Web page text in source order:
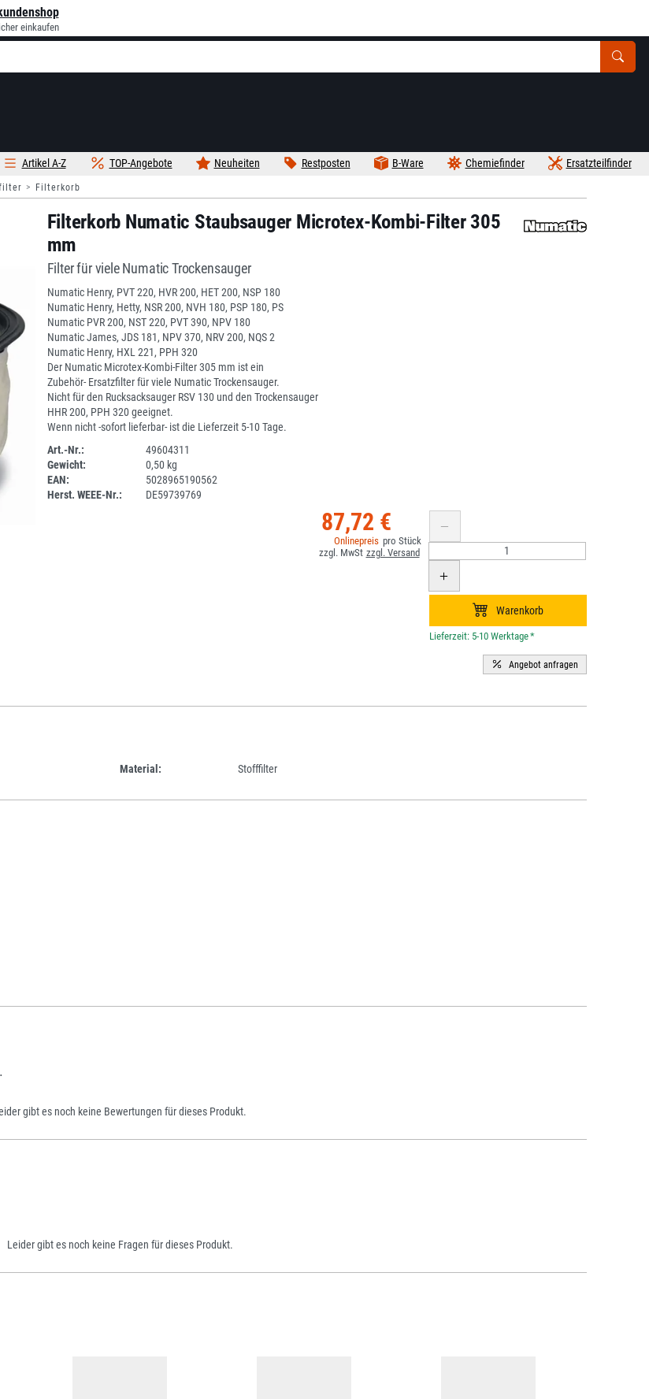
einkaufen
Ersatzteilfinder
Chemiefinder
B-Ware
Restposten
Neuheiten
TOP-Angebote
Artikel A-Z
Filterkorb
Filterkorb Numatic Staubsauger Microtex-Kombi-Filter 305
mm
Filter für viele Numatic Trockensauger
Numatic Henry, PVT 220, HVR 200, HET 200, NSP 180
Numatic Henry, Hetty, NSR 200, NVH 180, PSP 180, PS
Numatic PVR 200, NST 220, PVT 390, NPV 180
Numatic James, JDS 181, NPV 370, NRV 200, NQS 2
Numatic Henry, HXL 221, PPH 320
Der Numatic Microtex-Kombi-Filter 305 mm ist ein
Zubehör- Ersatzfilter für viele Numatic Trockensauger.
Nicht für den Rucksacksauger RSV 130 und den Trockensauger
HHR 200, PPH 320 geeignet.
Wenn nicht -sofort lieferbar- ist die Lieferzeit 5-10 Tage.
Art.-Nr.:
49604311
Gewicht:
0,50 kg
EAN:
5028965190562
Herst. WEEE-Nr.:
DE59739769
87,72 €
*
Material:
Stofffilter
gibt es noch keine Bewertungen für dieses Produkt.
Leider gibt es noch keine Fragen für dieses Produkt.